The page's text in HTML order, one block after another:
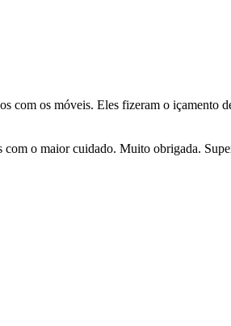
com os móveis. Eles fizeram o içamento
com o maior cuidado. Muito obrigada.